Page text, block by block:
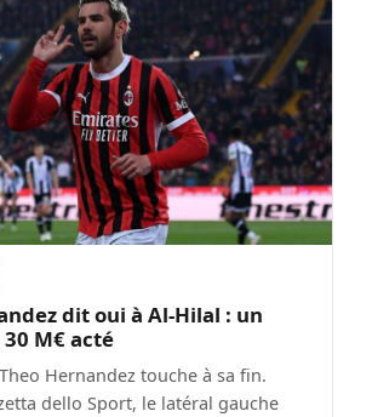
dit oui à Al-Hilal : un
M€ acté
Hernandez touche à sa fin.
dello Sport, le latéral gauche